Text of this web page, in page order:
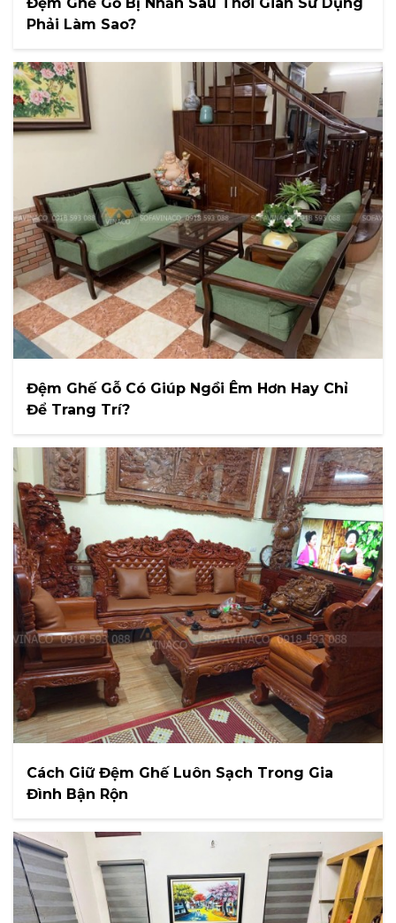
Đệm Ghế Gỗ Bị Nhăn Sau Thời Gian Sử Dụng
Phải Làm Sao?
Đệm Ghế Gỗ Có Giúp Ngồi Êm Hơn Hay Chỉ
Để Trang Trí?
Cách Giữ Đệm Ghế Luôn Sạch Trong Gia
Đình Bận Rộn